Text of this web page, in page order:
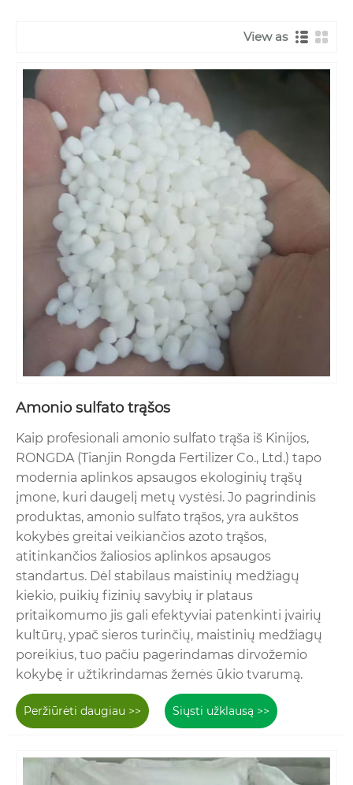
View as
Amonio sulfato trąšos
Kaip profesionali amonio sulfato trąša iš Kinijos,
RONGDA (Tianjin Rongda Fertilizer Co., Ltd.) tapo
modernia aplinkos apsaugos ekologinių trąšų
įmone, kuri daugelį metų vystėsi. Jo pagrindinis
produktas, amonio sulfato trąšos, yra aukštos
kokybės greitai veikiančios azoto trąšos,
atitinkančios žaliosios aplinkos apsaugos
standartus. Dėl stabilaus maistinių medžiagų
kiekio, puikių fizinių savybių ir plataus
pritaikomumo jis gali efektyviai patenkinti įvairių
kultūrų, ypač sieros turinčių, maistinių medžiagų
poreikius, tuo pačiu pagerindamas dirvožemio
kokybę ir užtikrindamas žemės ūkio tvarumą.
Peržiūrėti daugiau >> Siųsti užklausą >>